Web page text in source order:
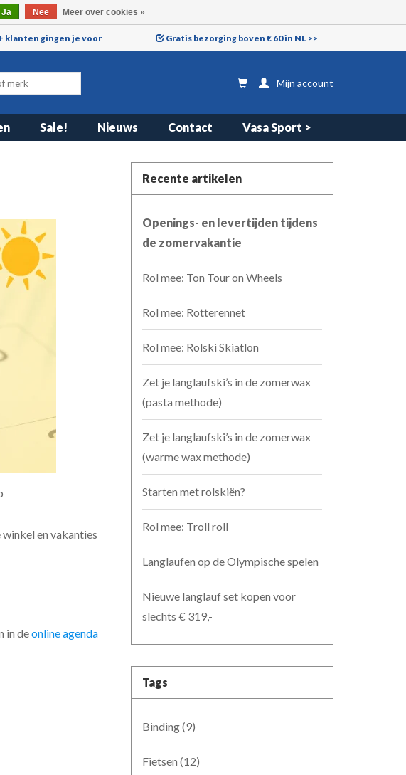
klanten gingen je voor Gratis bezorging boven € 60 in NL >>
Mijn account
Sale! Nieuws Contact Vasa Sport >
en vakanties
in deonline agenda
Recente artikelen
Openings- en levertijden tijdens
de zomervakantie
Rol mee: Ton Tour on Wheels
Rol mee: Rotterennet
Rol mee: Rolski Skiatlon
Zet je langlaufski’s in de zomerwax
(pasta methode)
Zet je langlaufski’s in de zomerwax
(warme wax methode)
Starten met rolskiën?
Rol mee: Troll roll
Langlaufen op de Olympische spelen
Nieuwe langlauf set kopen voor
slechts € 319,-
Tags
Binding(9)
Fietsen (12)
Ja Nee Meer over cookies »